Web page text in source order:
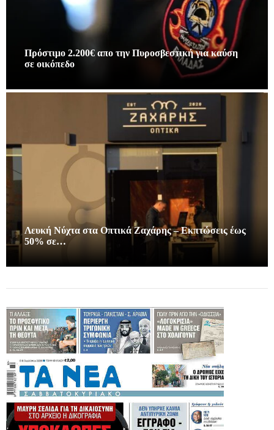
Πρόστιμο 2.200€ απο την Πυροσβεστική για καύση
σε οικόπεδο
Λευκή Νύχτα στα Οπτικά Ζαχάρης – Εκπτώσεις έως
50% σε…